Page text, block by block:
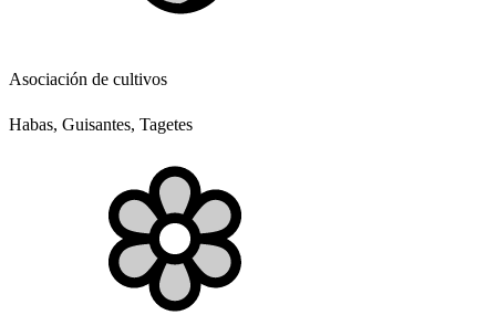
Asociación de cultivos
Habas, Guisantes, Tagetes